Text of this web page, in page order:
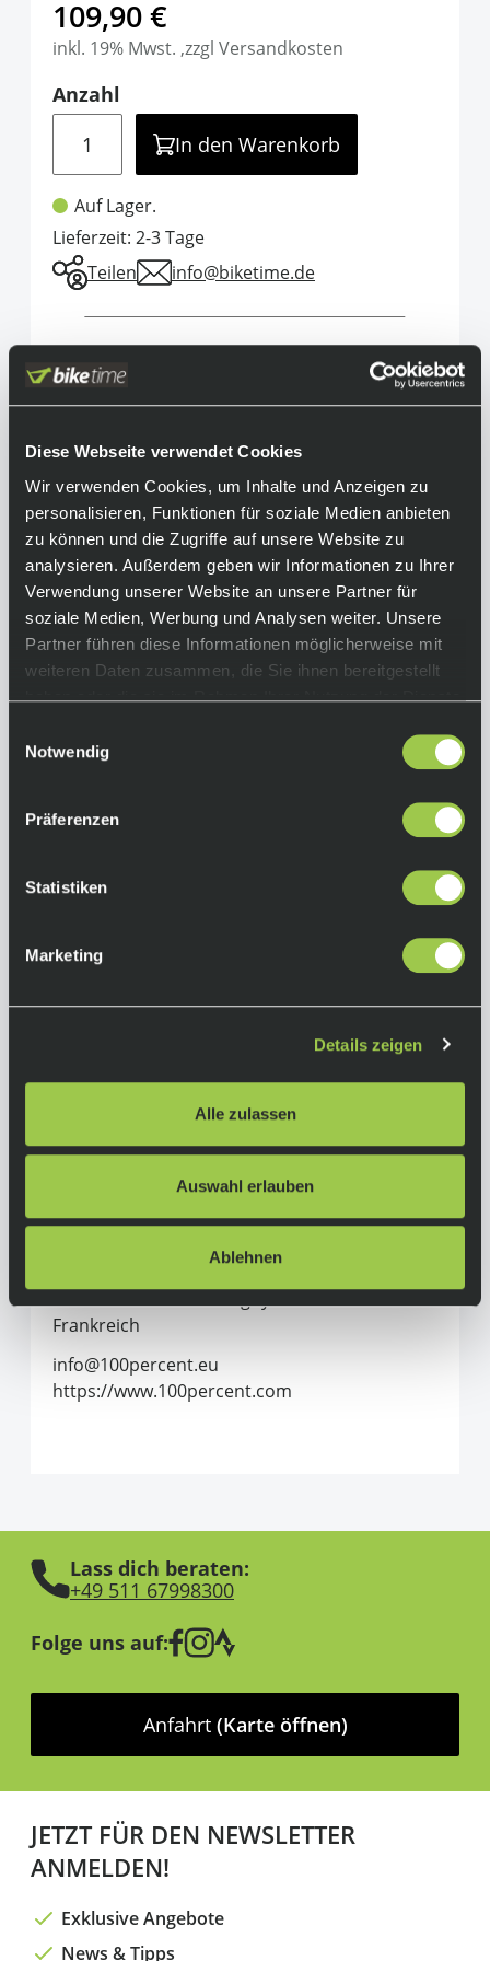
Diese Webseite verwendet Cookies
Wir verwenden Cookies, um Inhalte und Anzeigen zu
personalisieren, Funktionen für soziale Medien anbieten
zu können und die Zugriffe auf unsere Website zu
analysieren. Außerdem geben wir Informationen zu Ihrer
Verwendung unserer Website an unsere Partner für
soziale Medien, Werbung und Analysen weiter. Unsere
Partner führen diese Informationen möglicherweise mit
weiteren Daten zusammen, die Sie ihnen bereitgestellt
haben oder die sie im Rahmen Ihrer Nutzung der Dienste
Notwendig
Präferenzen
Statistiken
Marketing
Details zeigen
Alle zulassen
Auswahl erlauben
Ablehnen
109,90 €
inkl. 19% Mwst. ,zzgl Versandkosten
Anzahl
In den Warenkorb
Auf Lager.
Lieferzeit: 2-3 Tage
Teilen
info@biketime.de
Informationen
Die 100% Slendale SL Fahrradbrille bringt den
schlankeres Format – perfekt für Frauen und
junge Athlet:innen, die keine Kompromisse bei
Stil und Sichtfeld machen wollen. Ausgestattet
mit der kontrastverstärkenden HiPER®-
Technologie liefert die Brille gestochen scharfe
Details, satte Farben und maximale Klarheit –
für volle Kontrolle auf jedem Terrain.
Equipment
• Lichtdurchlässigkeit: 14%
schlagfestem Polycarbonat
verbesserte periphere Sicht und Schutz
Farbe:
Pitaya
Material:
Herstellerinformationen
100 Percent France SAS
Frankreich
info@100percent.eu
https://www.100percent.com
Lass dich beraten:
+49 511 67998300
Folge uns auf:
Anfahrt (Karte öffnen)
JETZT FÜR DEN NEWSLETTER
ANMELDEN!
Exklusive Angebote
News & Tipps